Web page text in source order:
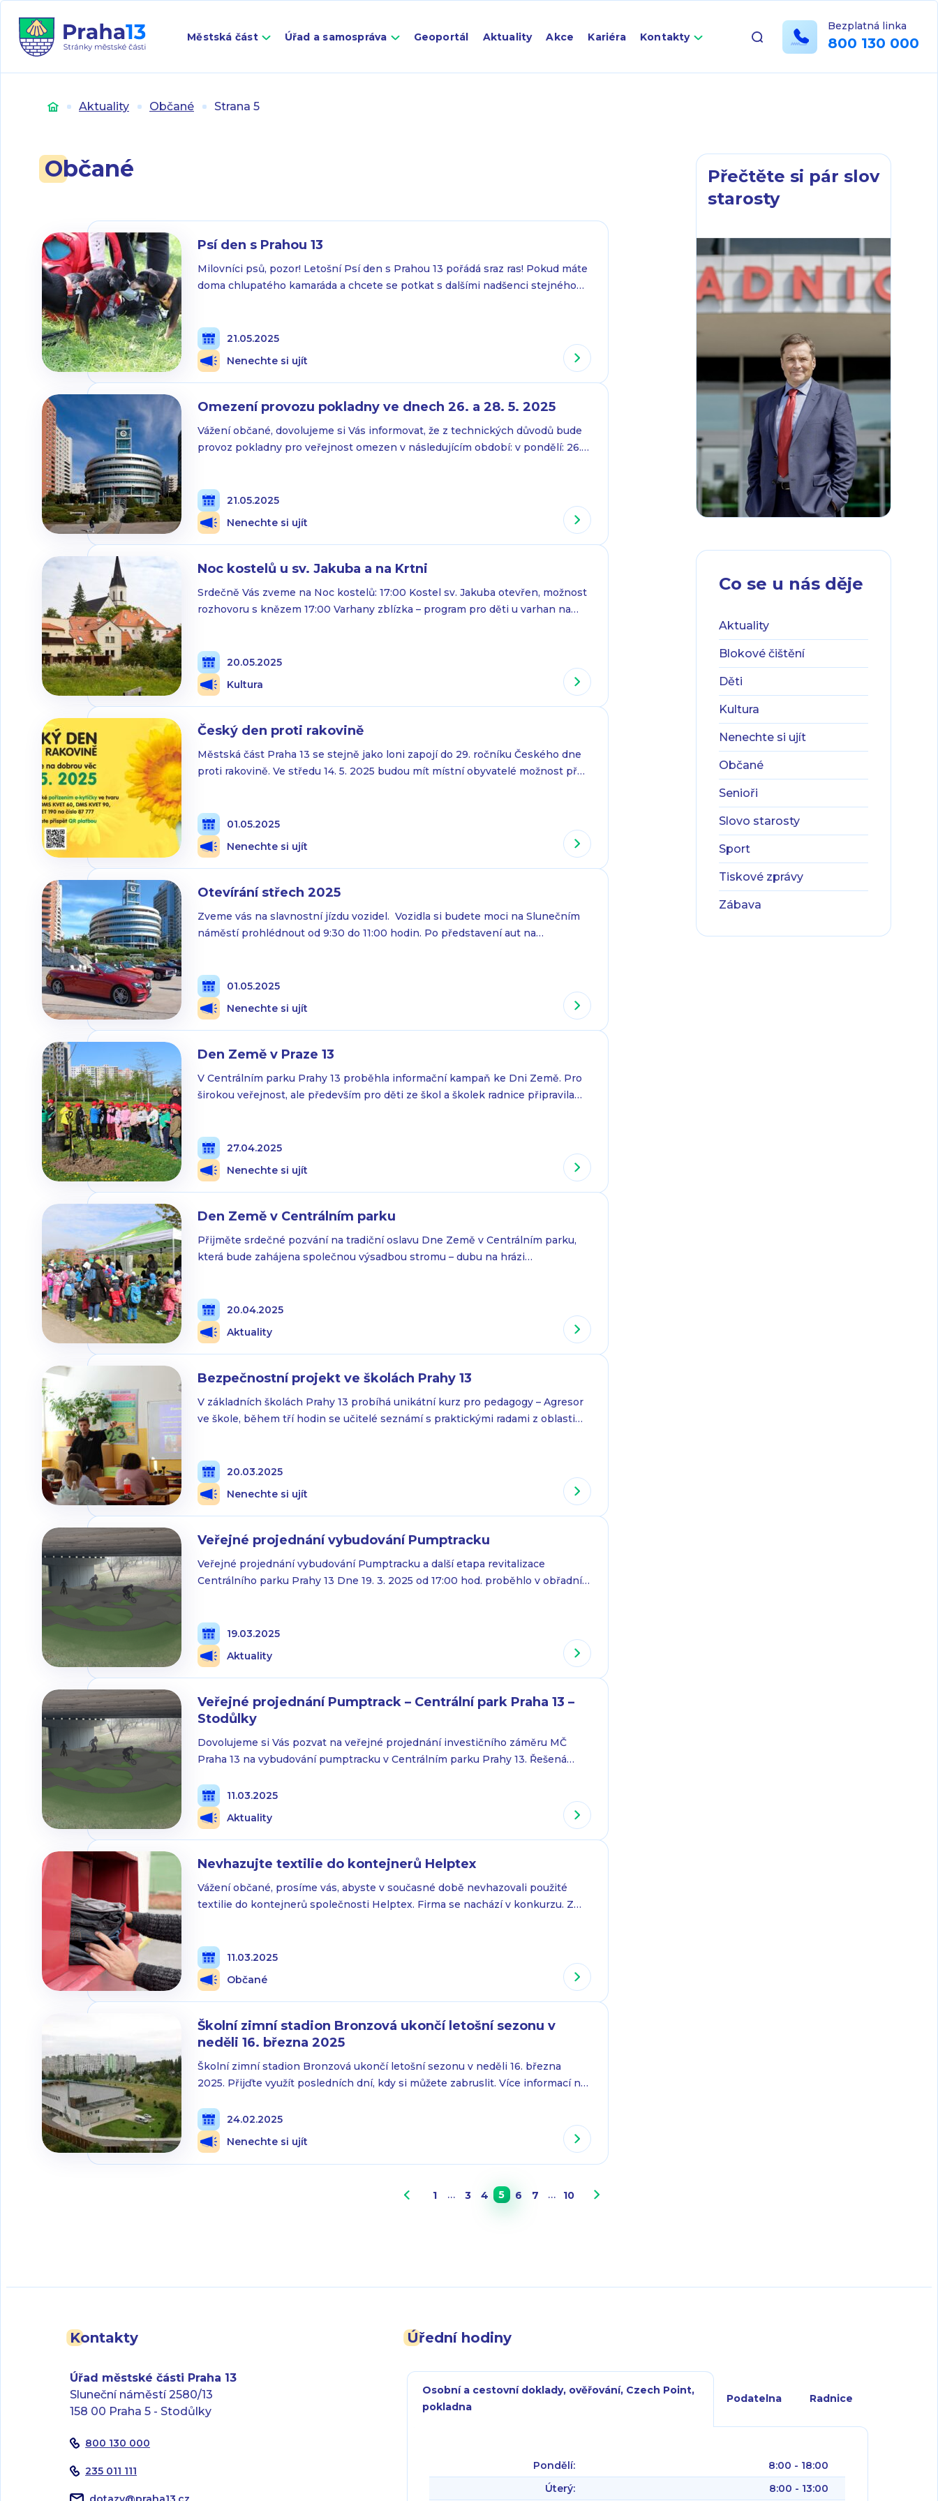
Městská část Úřad a samospráva Geoportál Aktuality Akce Kariéra Kontakty
Bezplatná linka
800 130 000
Úvod Aktuality Občané Strana 5
Občané
Psí den s Prahou 13
Milovníci psů, pozor! Letošní Psí den s Prahou 13 pořádá sraz ras! Pokud máte
doma chlupatého kamaráda a chcete se potkat s dalšími nadšenci stejného
místě proběhne sčítání…
21.05.2025
Nenechte si ujít
Omezení provozu pokladny ve dnech 26. a 28. 5. 2025
Vážení občané, dovolujeme si Vás informovat, že z technických důvodů bude
provoz pokladny pro veřejnost omezen v následujícím období: v pondělí: 26.
21.05.2025
Nenechte si ujít
Noc kostelů u sv. Jakuba a na Krtni
Srdečně Vás zveme na Noc kostelů: 17:00 Kostel sv. Jakuba otevřen, možnost
rozhovoru s knězem 17:00 Varhany zblízka – program pro děti u varhan na
Krteň. 19:30 – 20:30 Prohlídka středověkých fresek s výkladem…
20.05.2025
Kultura
Český den proti rakovině
Městská část Praha 13 se stejně jako loni zapojí do 29. ročníku Českého dne
proti rakovině. Ve středu 14. 5. 2025 budou mít místní obyvatelé možnost před
rakovině je možné také: Pořízením e-kytičky za…
01.05.2025
Nenechte si ujít
Otevírání střech 2025
Zveme vás na slavnostní jízdu vozidel. Vozidla si budete moci na Slunečním
náměstí prohlédnout od 9:30 do 11:00 hodin. Po představení aut na
652. Akce se koná pod záštitou místostarosty Prahy 13…
01.05.2025
Nenechte si ujít
Den Země v Praze 13
V Centrálním parku Prahy 13 proběhla informační kampaň ke Dni Země. Pro
širokou veřejnost, ale především pro děti ze škol a školek radnice připravila
postupně vzdálili přirozeného soužití s přírodou…
27.04.2025
Nenechte si ujít
Den Země v Centrálním parku
Přijměte srdečné pozvání na tradiční oslavu Dne Země v Centrálním parku,
která bude zahájena společnou výsadbou stromu – dubu na hrázi
ale i široké veřejnosti. V letošním roce budeme…
20.04.2025
Aktuality
Bezpečnostní projekt ve školách Prahy 13
V základních školách Prahy 13 probíhá unikátní kurz pro pedagogy – Agresor
ve škole, během tří hodin se učitelé seznámí s praktickými radami z oblasti
ve třídě? Pedagogové a další…
20.03.2025
Nenechte si ujít
Veřejné projednání vybudování Pumptracku
Veřejné projednání vybudování Pumptracku a další etapa revitalizace
Centrálního parku Prahy 13 Dne 19. 3. 2025 od 17:00 hod. proběhlo v obřadní
zástupce společnosti Marosana Workxxx specializující se na návrhy a
výstavbu pumptracků a dalších…
19.03.2025
Aktuality
Veřejné projednání Pumptrack – Centrální park Praha 13 –
Stodůlky
Dovolujeme si Vás pozvat na veřejné projednání investičního záměru MČ
Praha 13 na vybudování pumptracku v Centrálním parku Prahy 13. Řešená
komunikace Jeremiášova překonává silničním mostem údolí Prokopského
potoka. Navržený pumptrack je umístěn do vzniklého prostoru pod mostem,
sousedí se stávající stezkou pro pěší a…
11.03.2025
Aktuality
Nevhazujte textilie do kontejnerů Helptex
Vážení občané, prosíme vás, abyste v současné době nevhazovali použité
textilie do kontejnerů společnosti Helptex. Firma se nachází v konkurzu. Z
11.03.2025
Občané
Školní zimní stadion Bronzová ukončí letošní sezonu v
neděli 16. března 2025
Školní zimní stadion Bronzová ukončí letošní sezonu v neděli 16. března
2025. Přijďte využít posledních dní, kdy si můžete zabruslit. Více informací na
24.02.2025
Nenechte si ujít
1 … 3 4 5 6 7 … 10
Přečtěte si pár slov
starosty
Co se u nás děje
Aktuality
Blokové čištění
Děti
Kultura
Nenechte si ujít
Občané
Senioři
Slovo starosty
Sport
Tiskové zprávy
Zábava
Kontakty
Úřad městské části Praha 13
Sluneční náměstí 2580/13
158 00 Praha 5 - Stodůlky
800 130 000
235 011 111
Úřední hodiny
Osobní a cestovní doklady, ověřování, Czech Point,
pokladna
Podatelna Radnice
Pondělí:
8:00 - 18:00
Úterý:
8:00 - 13:00